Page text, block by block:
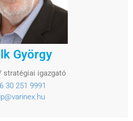
György
stratégiai igazgató
30 251 9991